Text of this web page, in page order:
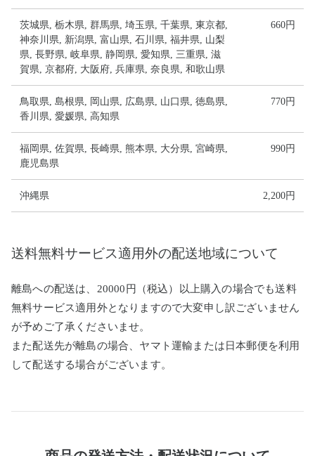
茨城県, 栃木県, 群馬県, 埼玉県, 千葉県, 東京都,
神奈川県, 新潟県, 富山県, 石川県, 福井県, 山梨
県, 長野県, 岐阜県, 静岡県, 愛知県, 三重県, 滋
賀県, 京都府, 大阪府, 兵庫県, 奈良県, 和歌山県
660円
鳥取県, 島根県, 岡山県, 広島県, 山口県, 徳島県,
香川県, 愛媛県, 高知県
770円
福岡県, 佐賀県, 長崎県, 熊本県, 大分県, 宮崎県,
鹿児島県
990円
沖縄県 2,200円
送料無料サービス適用外の配送地域について
離島への配送は、20000円（税込）以上購入の場合でも送料
無料サービス適用外となりますので大変申し訳ございません
が予めご了承くださいませ。
また配送先が離島の場合、ヤマト運輸または日本郵便を利用
して配送する場合がございます。